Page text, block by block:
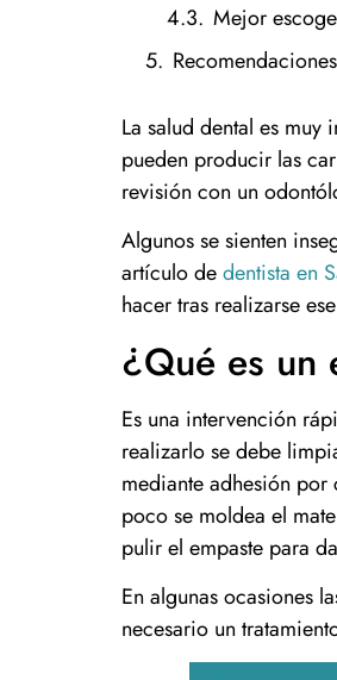
Mejor
La salud dental es muy
pueden producir las
revisión con un
Algunos se sienten
artículo dedentista en
hacer tras realizarse
¿Qué es un
Es una intervención
realizarlo se debe
mediante adhesión por
poco se moldea el
pulir el empaste para
En algunas ocasiones
necesario un